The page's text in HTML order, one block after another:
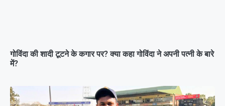
गोविंदा की शादी टूटने के कगार पर? क्या कहा गोविंदा ने अपनी पत्नी के बारे
में?